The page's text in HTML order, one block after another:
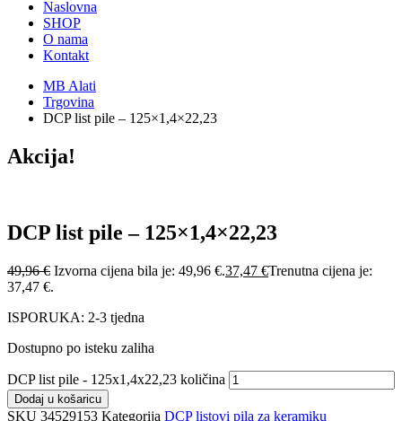
Naslovna
SHOP
O nama
Kontakt
MB Alati
Trgovina
DCP list pile – 125×1,4×22,23
Akcija!
DCP list pile – 125×1,4×22,23
49,96€ Izvorna cijena bila je: 49,96 €.37,47 €Trenutna cijena je:
37,47 €.
ISPORUKA: 2-3 tjedna
Dostupno po isteku zaliha
DCP list pile - 125x1,4x22,23 količina
Dodaj u košaricu
SKU 34529153 Kategorija DCP listovi pila za keramiku